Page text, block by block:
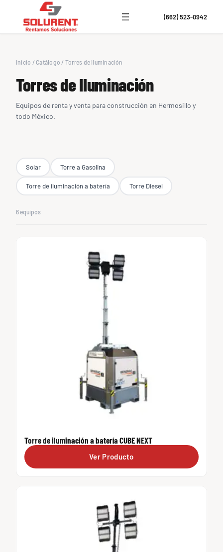
(662) 523-0942
Inicio / Catálogo / Torres de Iluminación
Torres de Iluminación
Equipos de renta y venta para construcción en Hermosillo y
todo México.
Solar Torre a Gasolina
Torre de iluminación a batería Torre Diesel
6 equipos
Torre de iluminación a batería CUBE NEXT
Ver Producto